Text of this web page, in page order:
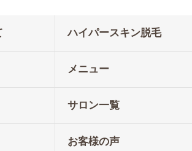
ハイパースキン脱毛
メニュー
サロン一覧
お客様の声